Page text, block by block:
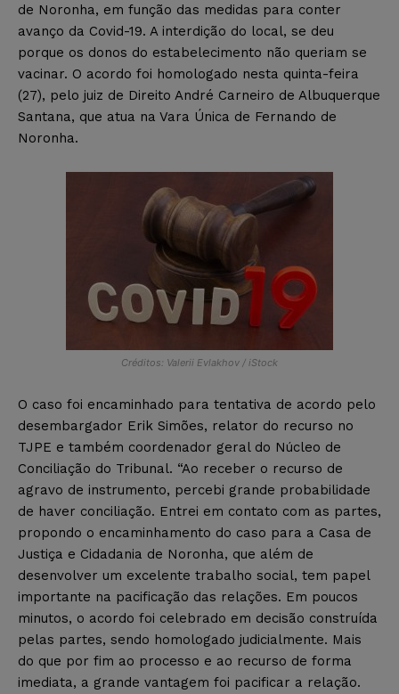
de Noronha, em função das medidas para conter
avanço da Covid-19. A interdição do local, se deu
porque os donos do estabelecimento não queriam se
vacinar. O acordo foi homologado nesta quinta-feira
(27), pelo juiz de Direito André Carneiro de Albuquerque
Santana, que atua na Vara Única de Fernando de
Noronha.
Créditos: Valerii Evlakhov / iStock
O caso foi encaminhado para tentativa de acordo pelo
desembargador Erik Simões, relator do recurso no
TJPE e também coordenador geral do Núcleo de
Conciliação do Tribunal. “Ao receber o recurso de
agravo de instrumento, percebi grande probabilidade
de haver conciliação. Entrei em contato com as partes,
propondo o encaminhamento do caso para a Casa de
Justiça e Cidadania de Noronha, que além de
desenvolver um excelente trabalho social, tem papel
importante na pacificação das relações. Em poucos
minutos, o acordo foi celebrado em decisão construída
pelas partes, sendo homologado judicialmente. Mais
do que por fim ao processo e ao recurso de forma
imediata, a grande vantagem foi pacificar a relação.